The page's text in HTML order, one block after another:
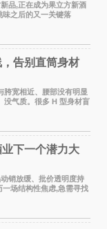
,正在成为果立方新酒
味之后的又一关键落
店冷柜、小红书笔记
正在快速扩散:入口清爽解
告别直筒身材
宽相近、腰部没有明显
没气质。很多 H 型身材盲
下一个潜力大
放缓、批价透明度持
场结构性焦虑,急需寻找
十年依赖押注大单
利模型正在松动,寻找具